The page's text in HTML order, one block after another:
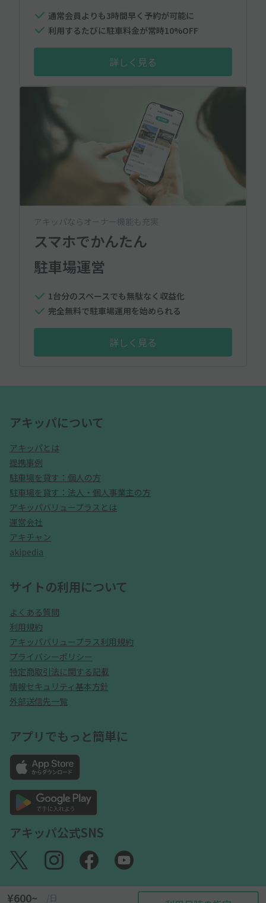
¥600~ /日
通常会員よりも3時間早く予約が可能に
利用するたびに駐車料金が常時10%OFF
詳しく見る
アキッパならオーナー機能も充実
スマホでかんたん
駐車場運営
1台分のスペースでも無駄なく収益化
完全無料で駐車場運用を始められる
詳しく見る
アキッパについて
アキッパとは
提携事例
駐車場を貸す：個人の方
駐車場を貸す：法人・個人事業主の方
アキッパバリュープラスとは
運営会社
アキチャン
akipedia
サイトの利用について
よくある質問
利用規約
アキッパバリュープラス利用規約
プライバシーポリシー
特定商取引法に関する記載
情報セキュリティ基本方針
外部送信先一覧
アプリでもっと簡単に
アキッパ公式SNS